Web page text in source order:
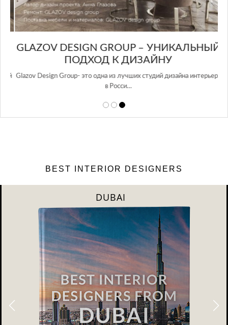
GLAZOV DESIGN GROUP – УНИКАЛЬНЫЙ
ПОДХОД К ДИЗАЙНУ
Glazov Design Group- это одна из лучших студий дизайна интерьера
в Росси…
BEST INTERIOR DESIGNERS
DUBAI